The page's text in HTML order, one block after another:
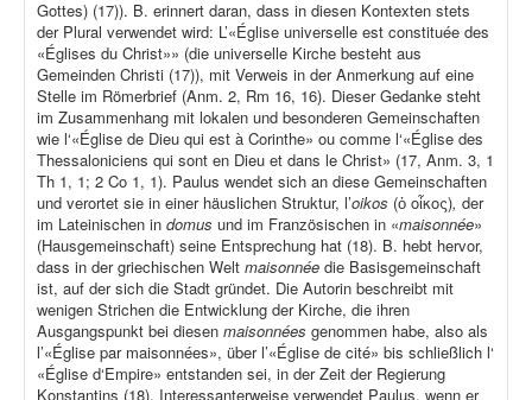
Gottes) (17)). B. erinnert daran, dass in diesen Kontexten stets
der Plural verwendet wird: L’«Église universelle est constituée des
«Églises du Christ»» (die universelle Kirche besteht aus
Gemeinden Christi (17)), mit Verweis in der Anmerkung auf eine
Stelle im Römerbrief (Anm. 2, Rm 16, 16). Dieser Gedanke steht
im Zusammenhang mit lokalen und besonderen Gemeinschaften
wie l‘«Église de Dieu qui est à Corinthe» ou comme l‘«Église des
Thessaloniciens qui sont en Dieu et dans le Christ» (17, Anm. 3, 1
Th 1, 1; 2 Co 1, 1). Paulus wendet sich an diese Gemeinschaften
und verortet sie in einer häuslichen Struktur, l’oikos (ὁ οἶκος), der
im Lateinischen in domus und im Französischen in «maisonnée»
(Hausgemeinschaft) seine Entsprechung hat (18). B. hebt hervor,
dass in der griechischen Welt maisonnée die Basisgemeinschaft
ist, auf der sich die Stadt gründet. Die Autorin beschreibt mit
wenigen Strichen die Entwicklung der Kirche, die ihren
Ausgangspunkt bei diesen maisonnées genommen habe, also als
l’«Église par maisonnées», über l’«Église de cité» bis schließlich l‘
«Église d‘Empire» entstanden sei, in der Zeit der Regierung
Konstantins (18). Interessanterweise verwendet Paulus, wenn er